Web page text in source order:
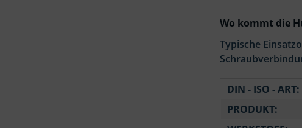
Wo kommt die
Typische
DIN - ISO - ART:
PRODUKT: